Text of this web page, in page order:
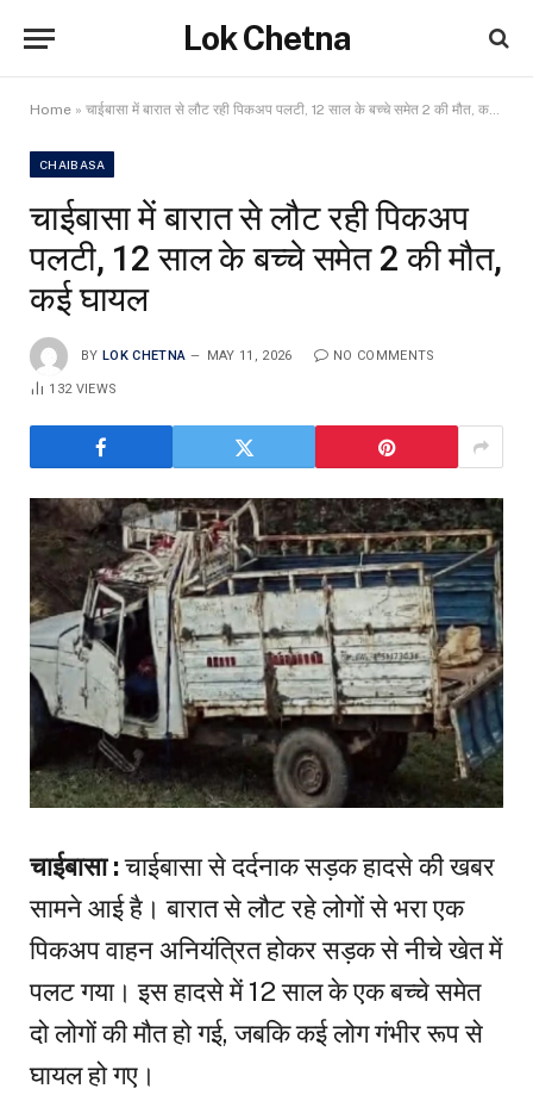
Lok Chetna
Home » चाईबासा में बारात से लौट रही पिकअप पलटी, 12 साल के बच्चे समेत 2 की मौत, कई घायल
CHAIBASA
चाईबासा में बारात से लौट रही पिकअप
पलटी, 12 साल के बच्चे समेत 2 की मौत,
कई घायल
BY LOK CHETNA MAY 11, 2026 NO COMMENTS
132 VIEWS
चाईबासा :चाईबासा से दर्दनाक सड़क हादसे की खबर
सामने आई है। बारात से लौट रहे लोगों से भरा एक
पिकअप वाहन अनियंत्रित होकर सड़क से नीचे खेत में
पलट गया। इस हादसे में 12 साल के एक बच्चे समेत
दो लोगों की मौत हो गई, जबकि कई लोग गंभीर रूप से
घायल हो गए।